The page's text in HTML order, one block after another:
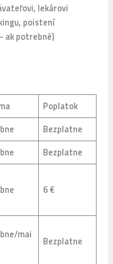
lekárovi
poistení
ak potrebné)
Poplatok
Bezplatne
Bezplatne
6 €
mai
Bezplatne